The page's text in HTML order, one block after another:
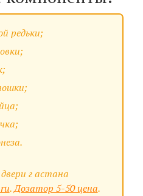
редьки;
г астана
.Дозатор 5-50 цена.